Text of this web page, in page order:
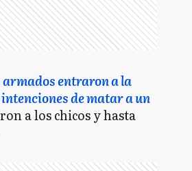
armados entraron a la
de matar a un
a los chicos y hasta